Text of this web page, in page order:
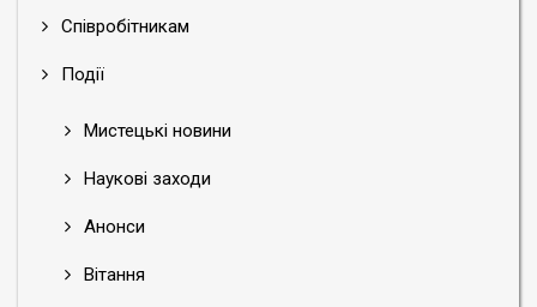
Співробітникам
Події
Мистецькі новини
Наукові заходи
Анонси
Вітання